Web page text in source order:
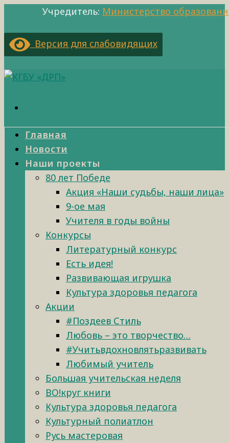
Учредитель: Министерство
Версия для слабовидящих
Главная
Новости
Наши проекты
80 лет Победе
Акция «Наши судьбы, наши лица»
9-ое мая
Учителя в годы войны
Конкурсы
Литературный конкурс
Есть идея!
Развивающая игрушка
Культура здоровья педагога
Акции
#Поздеев Стиль
Любовь – это творчество…
#Учитьвдохновлятьразвивать
Любимый учитель
Большая учительская неделя
ВО!круг книги
Культура здоровья педагога
Культурный полиатлон
Русь мастеровая